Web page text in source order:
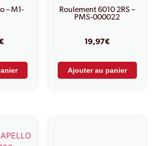
– M1-
Roulement 6010 2RS –
PMS-000022
19,97€
Ajouter au panier